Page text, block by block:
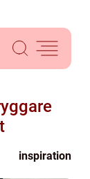
inspiration